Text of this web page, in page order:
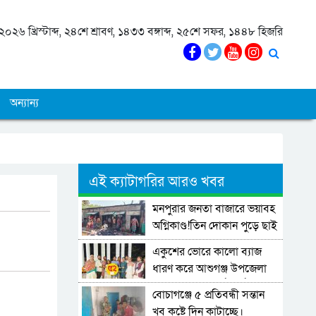
খ্রিস্টাব্দ, ২৪শে শ্রাবণ, ১৪৩৩ বঙ্গাব্দ, ২৫শে সফর, ১৪৪৮ হিজরি
অন্যান্য
এই ক্যাটাগরির আরও খবর
মনপুরার জনতা বাজারে ভয়াবহ
অগ্নিকাণ্ড!তিন দোকান পুড়ে ছাই
একুশের ভোরে কালো ব্যাজ
ধারণ করে আশুগঞ্জ উপজেলা
এনসিপি-র পুষ্পার্ঘ্য অর্পণ ও
শ্রদ্ধা জ্ঞাপন।
বোচাগঞ্জে ৫ প্রতিবন্ধী সন্তান
খুব কষ্টে দিন কাটাচ্ছে।